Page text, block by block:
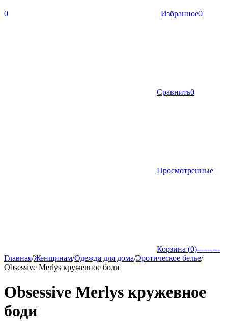
0 Избранное0
Сравнить0
Просмотренные
Корзина (0)---------
Главная/Женщинам/Одежда для дома/Эротическое белье/
Obsessive Merlys кружевное боди
Obsessive Merlys кружевное
боди